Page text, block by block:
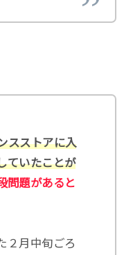
スストアに入
ていたことが
問題があると
２月中旬ごろ